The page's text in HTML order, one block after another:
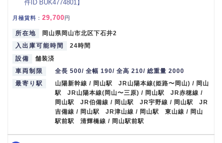
件ID BUK4774801】
月極賃料 ： 29,700円
所在地
岡山県岡山市北区下石井2
入出庫可能時間
24時間
設備
舗装済
車両制限
全長 500/ 全幅 190/ 全高 210/ 総重量 2000
最寄り駅
山陽新幹線 / 岡山駅 JR山陽本線(姫路〜岡山) / 岡山
駅 JR山陽本線(岡山〜三原) / 岡山駅 JR赤穂線 /
岡山駅 JR伯備線 / 岡山駅 JR宇野線 / 岡山駅 JR
吉備線 / 岡山駅 JR津山線 / 岡山駅 東山線 / 岡山
駅前駅 清輝橋線 / 岡山駅前駅